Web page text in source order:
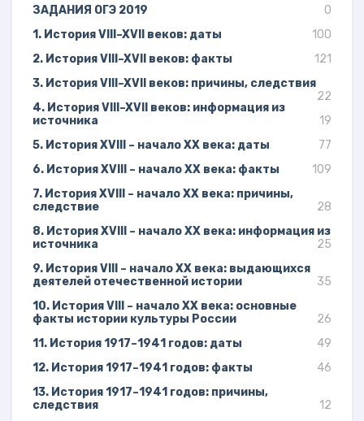
ЗАДАНИЯ ОГЭ 2019
0
1. История VIII–XVII веков: даты
100
2. История VIII–XVII веков: факты
121
3. История VIII–XVII веков: причины, следствия
22
4. История VIII–XVII веков: информация из
источника
19
5. История XVIII – начало XX века: даты
77
6. История XVIII – начало XX века: факты
109
7. История XVIII – начало XX века: причины,
следствие
28
8. История XVIII – начало XX века: информация из
источника
25
9. История VIII – начало XX века: выдающихся
деятелей отечественной истории
35
10. История VIII – начало XX века: основные
факты истории культуры России
26
11. История 1917–1941 годов: даты
49
12. История 1917–1941 годов: факты
46
13. История 1917–1941 годов: причины,
следствия
12